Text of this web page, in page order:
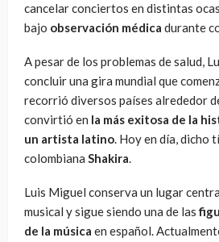
cancelar conciertos en distintas
bajo observación médica durante
A pesar de los problemas de salud,
concluir una gira mundial que
recorrió diversos países alrededor
convirtió en la más exitosa de la
un artista latino. Hoy en día, dicho
colombiana Shakira.
Luis Miguel conserva un lugar
musical y sigue siendo una de las
de la música en español.